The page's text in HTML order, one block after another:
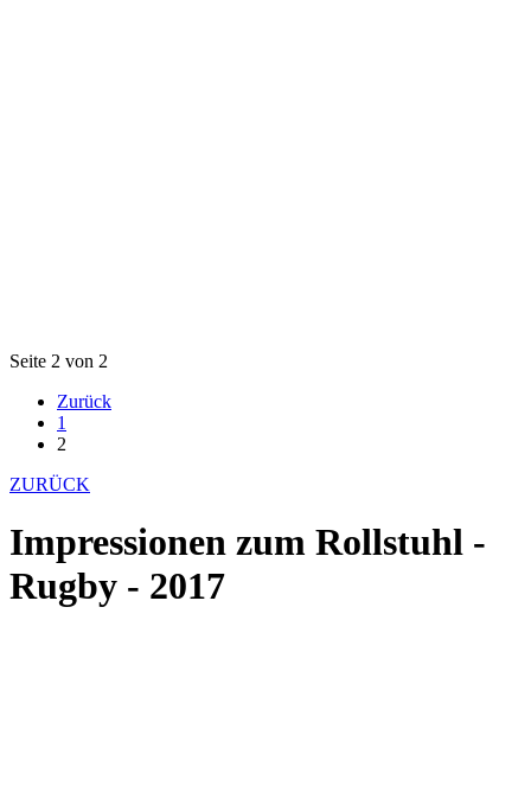
Seite 2 von 2
Zurück
1
2
ZURÜCK
Impressionen zum Rollstuhl -
Rugby - 2017